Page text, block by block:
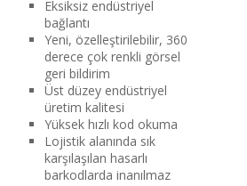
Eksiksiz endüstriyel
bağlantı
Yeni, özelleştirilebilir, 360
derece çok renkli görsel
geri bildirim
Üst düzey endüstriyel
üretim kalitesi
Yüksek hızlı kod okuma
Lojistik alanında sık
karşılaşılan hasarlı
barkodlarda inanılmaz